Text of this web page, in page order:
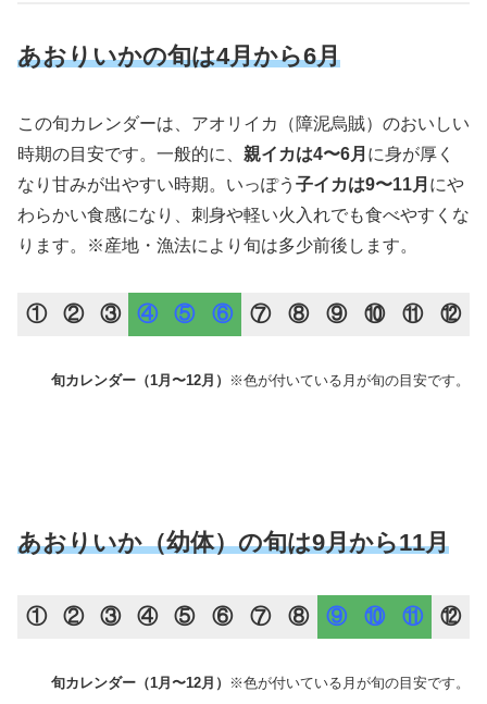
あおりいかの旬は4月から6月
この旬カレンダーは、アオリイカ（障泥烏賊）のおいしい
時期の目安です。一般的に、 親イカは4〜6月 に身が厚く
なり甘みが出やすい時期。いっぽう 子イカは9〜11月 にや
わらかい食感になり、刺身や軽い火入れでも食べやすくな
ります。※産地・漁法により旬は多少前後します。
① ② ③ ④ ⑤ ⑥ ⑦ ⑧ ⑨ ⑩ ⑪ ⑫
旬カレンダー（1月〜12月） ※色が付いている月が旬の目安です。
あおりいか（幼体）の旬は9月から11月
① ② ③ ④ ⑤ ⑥ ⑦ ⑧ ⑨ ⑩ ⑪ ⑫
旬カレンダー（1月〜12月） ※色が付いている月が旬の目安です。